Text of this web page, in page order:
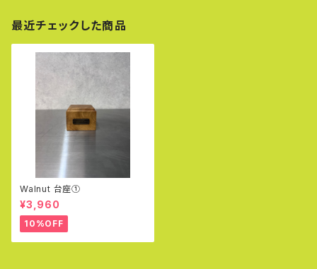
最近チェックした商品
Walnut 台座①
¥3,960
10%OFF